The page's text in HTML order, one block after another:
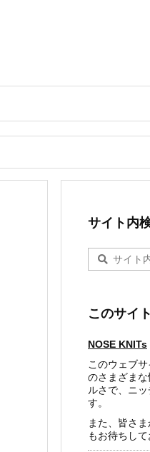
サイト内
このサイ
NOSE KNITs
このウェブ
のさまざま
ルさで、ニ
す。
また、皆さ
もお待ちして